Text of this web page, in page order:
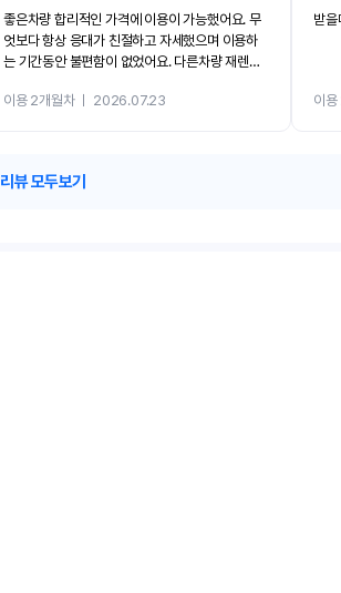
좋은차량 합리적인 가격에 이용이 가능했어요. 무
엇보다 항상 응대가 친절하고 자세했으며 이용하
는 기간동안 불편함이 없었어요. 다른차량 재렌트
카 렌트 고민없이 강추합니다!!
이용 2개월차ㅣ 2026.07.23
받을
이
리뷰 모두보기